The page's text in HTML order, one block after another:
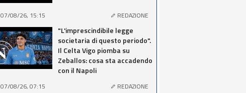
07/08/26, 15:15 REDAZIONE
"L'imprescindibile legge
societaria di questo periodo".
Il Celta Vigo piomba su
Zeballos: cosa sta accadendo
con il Napoli
07/08/26, 07:15 REDAZIONE